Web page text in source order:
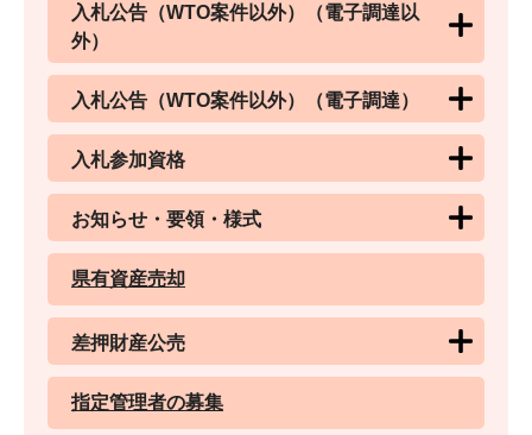
入札公告（WTO案件以外）（電子調達以
外）
入札公告（WTO案件以外）（電子調達）
入札参加資格
お知らせ・要領・様式
県有資産売却
差押財産公売
指定管理者の募集